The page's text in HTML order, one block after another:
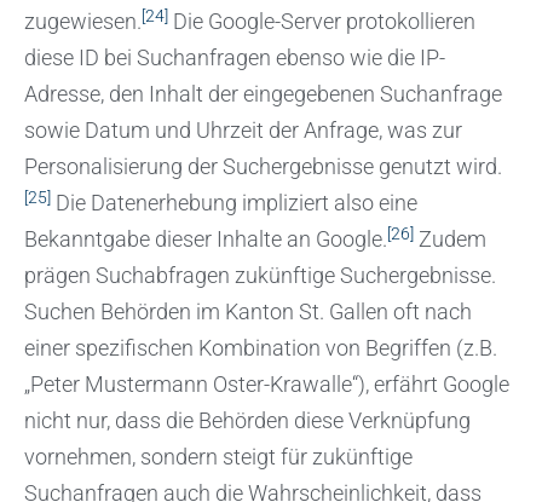
zugewiesen.[24] Die Google-Server protokollieren
diese ID bei Suchanfragen ebenso wie die IP-
Adresse, den Inhalt der eingegebenen Suchanfrage
sowie Datum und Uhrzeit der Anfrage, was zur
Personalisierung der Suchergebnisse genutzt wird.
[25] Die Datenerhebung impliziert also eine
Bekanntgabe dieser Inhalte an Google.[26] Zudem
prägen Suchabfragen zukünftige Suchergebnisse.
Suchen Behörden im Kanton St. Gallen oft nach
einer spezifischen Kombination von Begriffen (z.B.
„Peter Mustermann Oster-Krawalle“), erfährt Google
nicht nur, dass die Behörden diese Verknüpfung
vornehmen, sondern steigt für zukünftige
Suchanfragen auch die Wahrscheinlichkeit, dass